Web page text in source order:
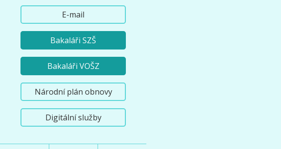
E-mail
Bakaláři SZŠ
Bakaláři VOŠZ
Národní plán obnovy
Digitální služby